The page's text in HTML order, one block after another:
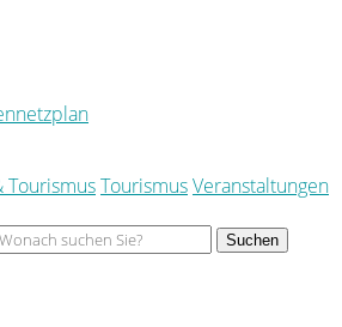
TourismusTourismusVeranstaltungen
Suchen